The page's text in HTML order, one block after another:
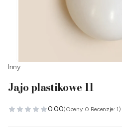
Inny
Jajo plastikowe 11
0.00(Oceny: 0 Recenzje: 1)